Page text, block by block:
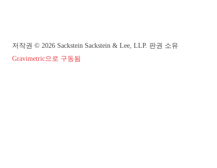
저작권 © 2026 Sackstein Sackstein & Lee, LLP. 판권 소유
Gravimetric으로 구동됨